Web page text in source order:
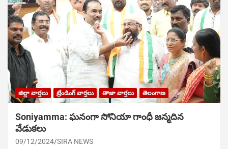
జిల్లా వార్తలు ట్రేండింగ్ వార్తలు తాజా వార్తలు తెలంగాణ
Soniyamma: ఘ‌నంగా సోనియా గాంధీ జ‌న్మ‌దిన
వేడుక‌లు
09/12/2024 SIRA NEWS